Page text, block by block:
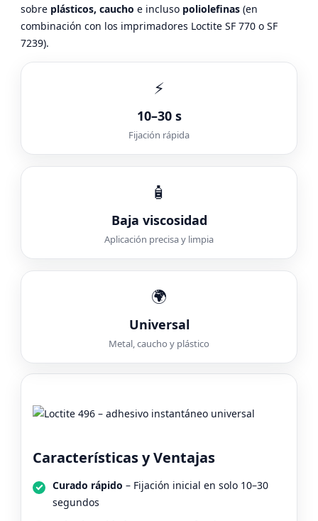
sobre plásticos, caucho e incluso poliolefinas (en
combinación con los imprimadores Loctite SF 770 o SF
7239).
⚡
10–30 s
Fijación rápida
🧴
Baja viscosidad
Aplicación precisa y limpia
🌍
Universal
Metal, caucho y plástico
Características y Ventajas
Curado rápido – Fijación inicial en solo 10–30
segundos